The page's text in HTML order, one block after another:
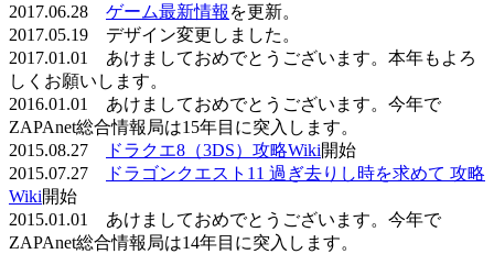
2017.06.28 ゲーム最新情報 を更新。
2017.05.19 デザイン変更しました。
2017.01.01 あけましておめでとうございます。本年もよろ
しくお願いします。
2016.01.01 あけましておめでとうございます。今年で
ZAPAnet総合情報局は15年目に突入します。
2015.08.27
ドラクエ8（3DS）攻略Wiki開始
2015.07.27
ドラゴンクエスト11 過ぎ去りし時を求めて 攻略
Wiki開始
2015.01.01 あけましておめでとうございます。今年で
ZAPAnet総合情報局は14年目に突入します。